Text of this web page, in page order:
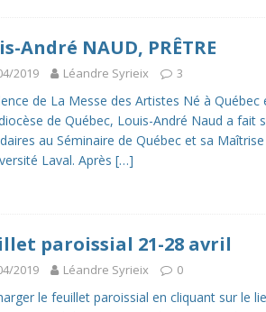
André NAUD, PRÊTRE
2019 Léandre Syrieix 3
de La Messe des Artistes Né à Québec
de Québec, Louis-André Naud a fait
au Séminaire de Québec et sa
Laval. Après […]
paroissial 21-28 avril
2019 Léandre Syrieix 0
le feuillet paroissial en cliquant sur le